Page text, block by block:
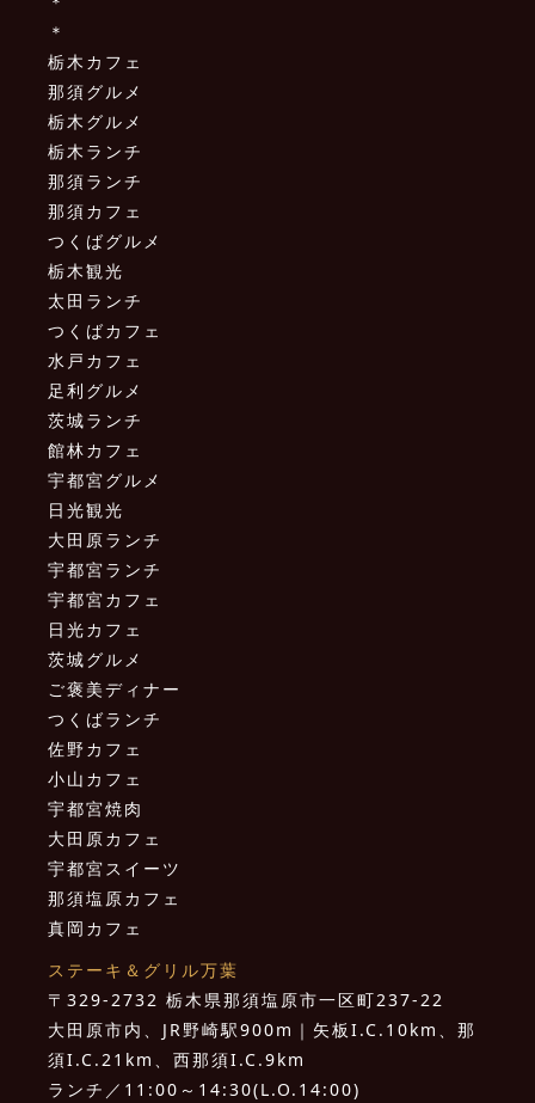
＊
栃木カフェ
那須グルメ
栃木グルメ
栃木ランチ
那須ランチ
那須カフェ
つくばグルメ
栃木観光
太田ランチ
つくばカフェ
水戸カフェ
足利グルメ
茨城ランチ
館林カフェ
宇都宮グルメ
日光観光
大田原ランチ
宇都宮ランチ
宇都宮カフェ
日光カフェ
茨城グルメ
ご褒美ディナー
つくばランチ
佐野カフェ
小山カフェ
宇都宮焼肉
大田原カフェ
宇都宮スイーツ
那須塩原カフェ
真岡カフェ
ステーキ＆グリル万葉
〒329-2732 栃木県那須塩原市一区町237-22
大田原市内、JR野崎駅900m｜矢板I.C.10km、那
須I.C.21km、西那須I.C.9km
ランチ／11:00～14:30(L.O.14:00)